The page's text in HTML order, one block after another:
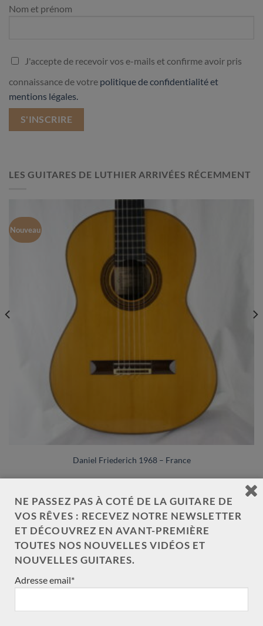
Nom et prénom
J'accepte de recevoir vos e-mails et confirme avoir pris
connaissance de votre politique de confidentialité et
mentions légales.
LES GUITARES DE LUTHIER ARRIVÉES RÉCEMMENT
Nouveau
Daniel Friederich 1968 – France
PEU
LES OCCASIONS EN DÉPÔT VENTE
Nouveau
NE PASSEZ PAS À COTÉ DE LA GUITARE DE
VOS RÊVES : RECEVEZ NOTRE NEWSLETTER
ET DÉCOUVREZ EN AVANT-PREMIÈRE
TOUTES NOS NOUVELLES VIDÉOS ET
NOUVELLES GUITARES.
Adresse email*